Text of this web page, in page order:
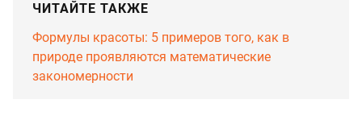
ЧИТАЙТЕ ТАКЖЕ
Формулы красоты: 5 примеров того, как в
природе проявляются математические
закономерности